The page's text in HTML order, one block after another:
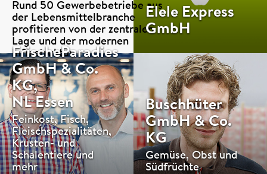
Rund 50 Gewerbebetriebe aus
der Lebensmittelbranche
profitieren von der zentralen
Lage und der modernen
Infrastruktur.
▶
Elele Express
GmbH
FrischeParadies
GmbH & Co.
KG,
NL Essen
Feinkost, Fisch,
Fleischspezialitäten,
Krusten- und
Schalentiere und
mehr
Buschhüter
GmbH & Co.
KG
Gemüse, Obst und
Südfrüchte